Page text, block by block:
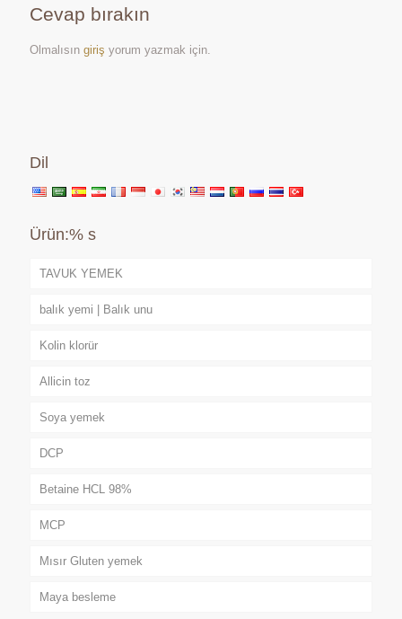
Cevap bırakın
Olmalısın giriş yorum yazmak için.
Dil
Ürün:% s
TAVUK YEMEK
balık yemi | Balık unu
Kolin klorür
Allicin toz
Soya yemek
DCP
Betaine HCL 98%
MCP
Mısır Gluten yemek
Maya besleme